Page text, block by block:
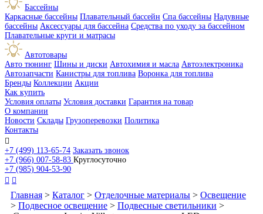
Бассейны
Каркасные бассейны Плавательный бассейн Спа бассейны Надувные
бассейны Аксессуары для бассейна Средства по уходу за бассейном
Плавательные круги и матрасы
Автотовары
Авто тюнинг Шины и диски Автохимия и масла Автоэлектроника
Автозапчасти Канистры для топлива Воронка для топлива
Бренды Коллекции Акции
Как купить
Условия оплаты Условия доставки Гарантия на товар
О компании
Новости Склады Грузоперевозки Политика
Контакты

+7 (499) 113-65-74 Заказать звонок
+7 (966) 007-58-83 Круглосуточно
+7 (985) 904-53-90
 
Главная > Каталог > Отделочные материалы > Освещение
> Подвесное освещение > Подвесные светильники >